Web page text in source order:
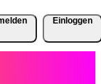
Einloggen